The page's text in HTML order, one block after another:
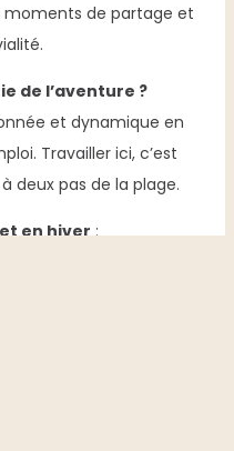
de partage et
de l’aventure ?
et dynamique en
Travailler ici, c’est
deux pas de la plage.
en hiver: